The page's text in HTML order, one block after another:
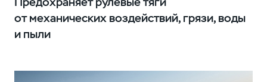
от механических воздействий, грязи, воды
и пыли